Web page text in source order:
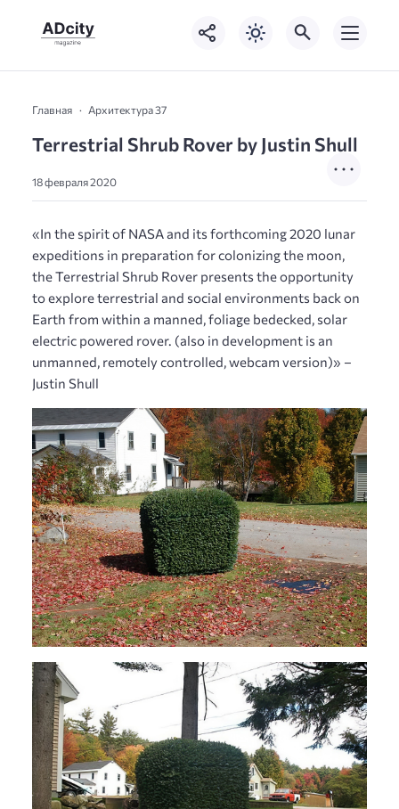
Главная Архитектура 37
Terrestrial Shrub Rover by Justin Shull
18 февраля 2020
«In the spirit of NASA and its forthcoming 2020 lunar
expeditions in preparation for colonizing the moon,
the Terrestrial Shrub Rover presents the opportunity
to explore terrestrial and social environments back on
Earth from within a manned, foliage bedecked, solar
electric powered rover. (also in development is an
unmanned, remotely controlled, webcam version)» –
Justin Shull